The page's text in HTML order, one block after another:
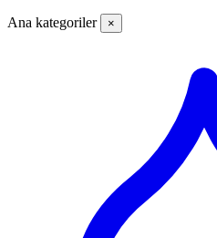
Ana kategoriler ×